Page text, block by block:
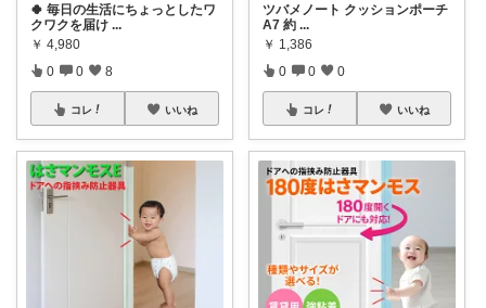
🍀 毎日の生活にちょっとしたワ
クワクを届け ...
￥ 4,980
0 0 8
コレ いいね
ツバメノート クッションポーチ
A7 約 ...
￥ 1,386
0 0 0
コレ いいね